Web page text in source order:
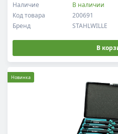
Код товара 200691
Наличие В наличии
Бренд STAHLWILLE
В
Новинка